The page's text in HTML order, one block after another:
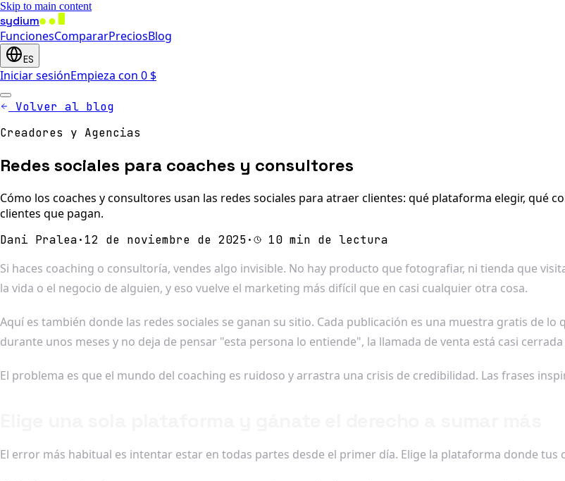
Skip to main content
sydium
FuncionesCompararPreciosBlog
ES
Iniciar sesiónEmpieza con 0 $
Volver al blog
Creadores y Agencias
Redes sociales para coaches y consultores
Cómo los coaches y consultores usan las redes sociales para atraer clientes: qué plataforma elegir,
clientes que pagan.
Dani Pralea· 12 de noviembre de 2025· 10 min de lectura
Si haces coaching o consultoría, vendes algo invisible. No hay producto que fotografiar, ni tienda que
la vida o el negocio de alguien, y eso vuelve el marketing más difícil que en casi cualquier otra cosa.
Aquí es también donde las redes sociales se ganan su sitio. Cada publicación es una muestra gratis de
durante unos meses y no deja de pensar "esta persona lo entiende", la llamada de venta está casi cerrada
El problema es que el mundo del coaching es ruidoso y arrastra una crisis de credibilidad. Las frases
El error más habitual es intentar estar en todas partes desde el primer día. Elige la plataforma donde